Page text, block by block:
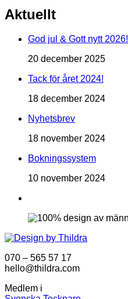
Aktuellt
God jul & Gott nytt 2026!
20 december 2025
Tack för året 2024!
18 december 2024
Nyhetsbrev
18 november 2024
Bokningssystem
10 november 2024
070 – 565 57 17
hello@thildra.com
Medlem i